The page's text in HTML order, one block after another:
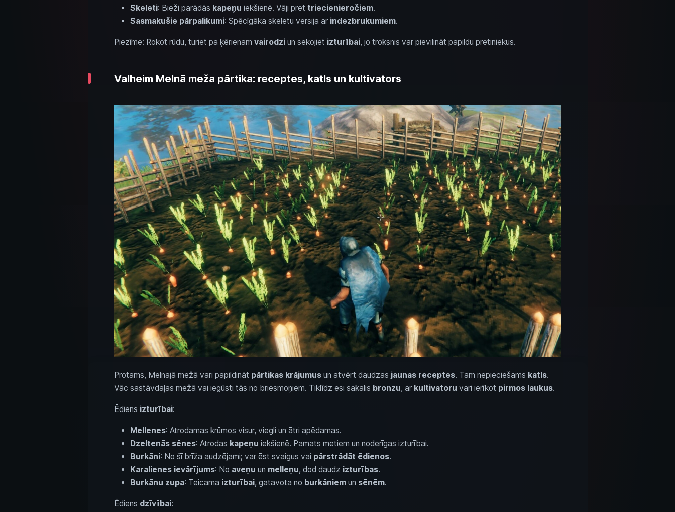
Skeleti: Bieži parādās kapeņu iekšienē. Vāji pret triecienieročiem.
Sasmakušie pārpalikumi: Spēcīgāka skeletu versija ar indezbrukumiem.
Piezīme: Rokot rūdu, turiet pa ķērienam vairodziun sekojiet izturībai, jo troksnis var pievilināt papildu pretiniekus.
Valheim Melnā meža pārtika: receptes, katls un kultivators
Protams, Melnajā mežā vari papildināt pārtikas krājumusun atvērt daudzas jaunas receptes. Tam nepieciešams katls.
Vāc sastāvdaļas mežā vai iegūsti tās no briesmoņiem. Tiklīdz esi sakalis bronzu, ar kultivatoru vari ierīkot pirmos laukus.
Ēdiens izturībai:
Mellenes: Atrodamas krūmos visur, viegli un ātri apēdamas.
Dzeltenās sēnes: Atrodas kapeņu iekšienē. Pamats metiem un noderīgas izturībai.
Burkāni: No šī brīža audzējami; var ēst svaigus vai pārstrādāt ēdienos.
Karalienes ievārījums: No aveņu un melleņu, dod daudz izturības.
Burkānu zupa: Teicama izturībai, gatavota no burkāniemun sēnēm.
Ēdiens dzīvībai: